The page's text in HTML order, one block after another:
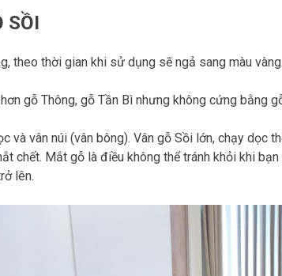
SỒI
theo thời gian khi sử dụng sẽ ngả sang màu vàng.
gỗ Thông, gỗ Tần Bì nhưng không cứng bằng
và vân núi (vân bông). Vân gỗ Sồi lớn, chạy dọc
chết. Mắt gỗ là điều không thể tránh khỏi khi
lên.